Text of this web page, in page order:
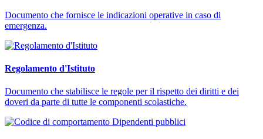
Documento che fornisce le indicazioni operative in caso di
emergenza.
Regolamento d'Istituto
Documento che stabilisce le regole per il rispetto dei diritti e dei
doveri da parte di tutte le componenti scolastiche.